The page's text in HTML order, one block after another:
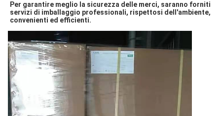
Per garantire meglio la sicurezza delle merci, saranno forniti
servizi di imballaggio professionali, rispettosi dell'ambiente,
convenienti ed efficienti.